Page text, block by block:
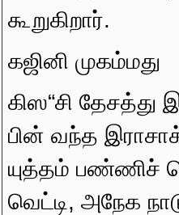
கூறுகிறார்.
கஜினி முகம்மது
கிஸ“சி
பின் வந்த
யுத்தம் பண்ணிச்
வெட்டி, அநேக